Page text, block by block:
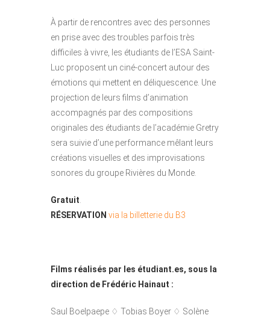
À partir de rencontres avec des personnes
en prise avec des troubles parfois très
difficiles à vivre, les étudiants de l’ESA Saint-
Luc proposent un ciné-concert autour des
émotions qui mettent en déliquescence. Une
projection de leurs films d’animation
accompagnés par des compositions
originales des étudiants de l’académie Gretry
sera suivie d’une performance mêlant leurs
créations visuelles et des improvisations
sonores du groupe Rivières du Monde.
Gratuit.
RÉSERVATION via la billetterie du B3
Films réalisés par les étudiant.es, sous la
direction de Frédéric Hainaut :
Saul Boelpaepe ♢ Tobias Boyer ♢ Solène